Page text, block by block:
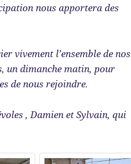
nous apportera des
vivement l’ensemble de nos
un dimanche matin, pour
de nous rejoindre.
, Damien et Sylvain, qui